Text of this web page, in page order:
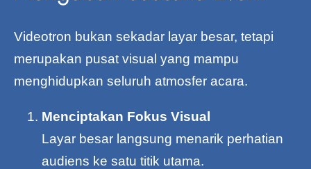
Videotron bukan sekadar layar besar, tetapi
merupakan pusat visual yang mampu
menghidupkan seluruh atmosfer acara.
Menciptakan Fokus Visual
Layar besar langsung menarik perhatian
audiens ke satu titik utama.